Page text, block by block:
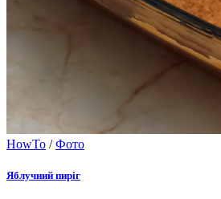
HowTo /Фото
Яблучний пиріг